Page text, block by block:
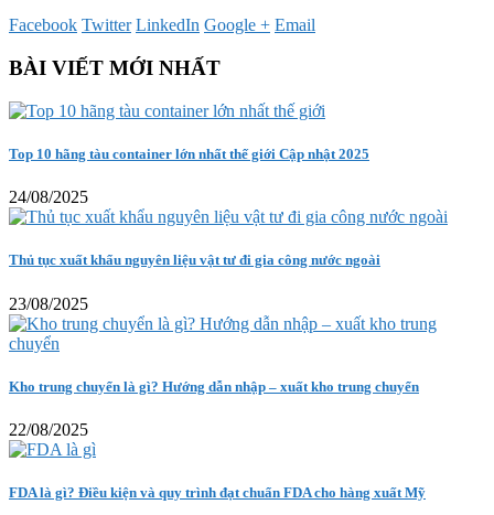
Facebook Twitter LinkedIn Google + Email
BÀI VIẾT MỚI NHẤT
Top 10 hãng tàu container lớn nhất thế giới Cập nhật 2025
24/08/2025
Thủ tục xuất khẩu nguyên liệu vật tư đi gia công nước ngoài
23/08/2025
Kho trung chuyển là gì? Hướng dẫn nhập – xuất kho trung chuyển
22/08/2025
FDA là gì? Điều kiện và quy trình đạt chuẩn FDA cho hàng xuất Mỹ